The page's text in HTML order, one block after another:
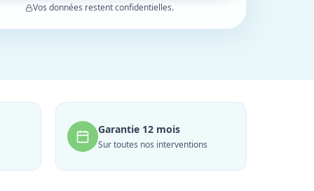
Vos données restent confidentielles.
Garantie 12 mois
Sur toutes nos interventions